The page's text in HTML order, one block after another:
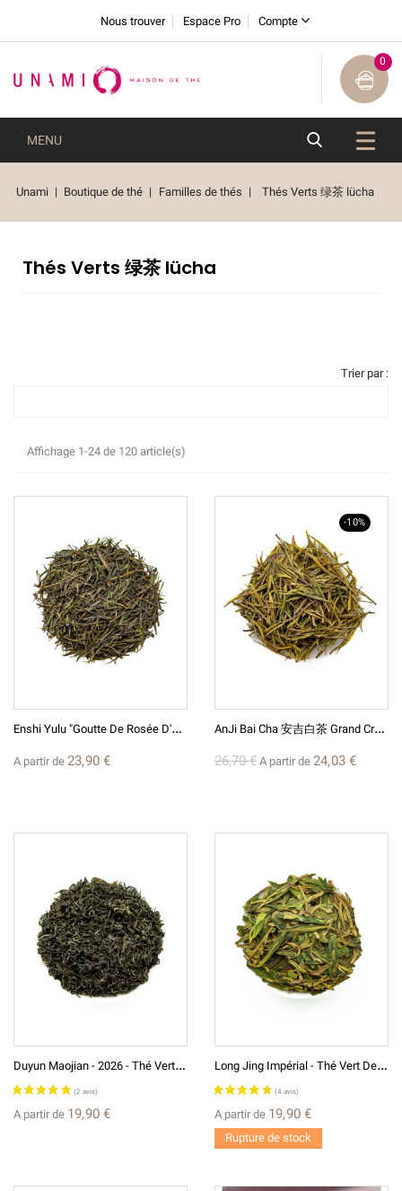
Nous trouver Espace Pro Compte
0
MENU
Unami Boutique de thé Familles de thés Thés Verts 绿茶 lücha
Thés Verts 绿茶 lücha
Trier par :
Affichage 1-24 de 120 article(s)
E
Nshi Yulu "Goutte De Rosée D'Enshi" 2026 - Thé Vert D'exception Hubei
A partir de 23,90 €
A
NJi Bai Cha 安吉白茶 Grand Cru 2025 -Thé Vert De Chine D'exception
26,70 €
-10%
A partir de 24,03 €
D
Uyun Maojian - 2026 - Thé Vert Primeur De Chine
A partir de 19,90 €
L
Ong Jing Impérial - Thé Vert De Chine 2026
A partir de 19,90 €
Rupture de stock